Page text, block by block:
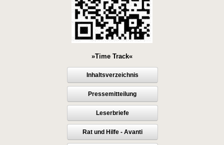
»Time Track«
Inhaltsverzeichnis
Pressemitteilung
Leserbriefe
Rat und Hilfe - Avanti